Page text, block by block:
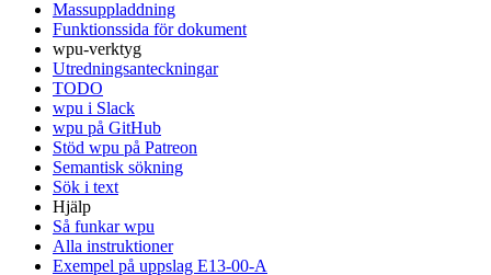
Massuppladdning
Funktionssida för dokument
wpu-verktyg
Utredningsanteckningar
TODO
wpu i Slack
wpu på GitHub
Stöd wpu på Patreon
Semantisk sökning
Sök i text
Hjälp
Så funkar wpu
Alla instruktioner
Exempel på uppslag E13-00-A